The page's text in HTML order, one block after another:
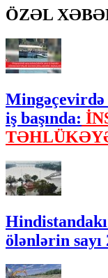
ÖZƏL
Mingəçevirdə
iş başında:
ölənlərin sayı